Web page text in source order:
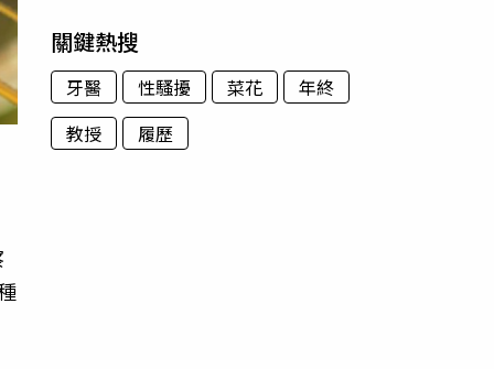
關鍵熱搜
牙醫 性騷擾 菜花
年終
教授
履歷